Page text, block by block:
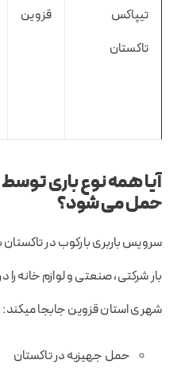
تیپاکس
تاکستان
قزوین
آیا همه نوع باری
حمل می شود؟
سرویس باربری بارکوب در تاکستان
بار شرکتی، صنعتی و لوازم خانه
شهری استان قزوین جابجا میکند:
حمل جهیزیه در تاکستان